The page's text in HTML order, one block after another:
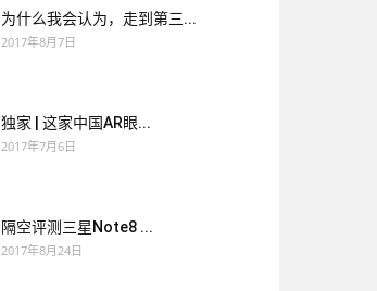
为什么我会认为，走到第三...
2017年8月7日
独家 | 这家中国AR眼...
2017年7月6日
隔空评测三星Note8 ...
2017年8月24日